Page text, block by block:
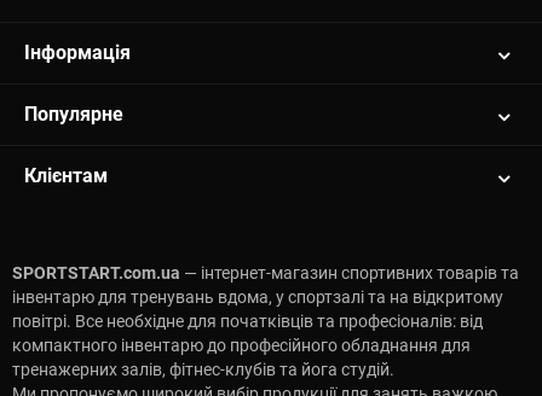
Інформація
Популярне
Клієнтам
SPORTSTART.com.ua — інтернет-магазин спортивних товарів та
інвентарю для тренувань вдома, у спортзалі та на відкритому
повітрі. Все необхідне для початківців та професіоналів: від
компактного інвентарю до професійного обладнання для
тренажерних залів, фітнес-клубів та йога студій.